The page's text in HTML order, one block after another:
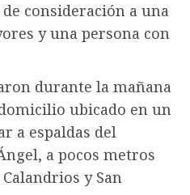
consideración a una
y una persona con
durante la mañana
ubicado en un
a espaldas del
a pocos metros
y San